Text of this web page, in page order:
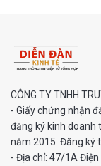
CÔNG TY TNHH
- Giấy chứng nhận
đăng ký kinh doanh
năm 2015. Đăng ký
- Địa chỉ: 47/1A